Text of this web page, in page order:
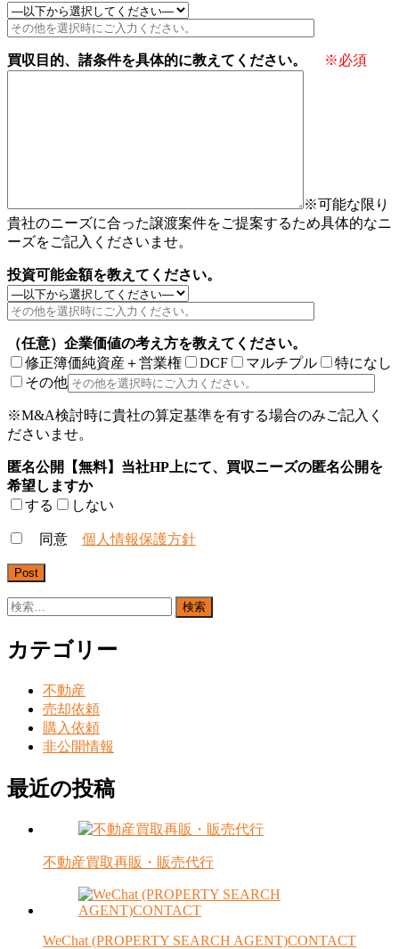
買収目的、諸条件を具体的に教えてください。 ※必須
※可能な限り
貴社のニーズに合った譲渡案件をご提案するため具体的なニ
ーズをご記入くださいませ。
投資可能金額を教えてください。
（任意）企業価値の考え方を教えてください。
修正簿価純資産＋営業権
DCF マルチプル
特になし
その他
※M&A検討時に貴社の算定基準を有する場合のみご記入く
ださいませ。
匿名公開【無料】当社HP上にて、買収ニーズの匿名公開を
希望しますか
する
しない
同意 個人情報保護方針
検
カテゴリー
不動産
売却依頼
購入依頼
非公開情報
最近の投稿
不動産買取再販・販売代行
WeChat (PROPERTY SEARCH AGENT)CONTACT